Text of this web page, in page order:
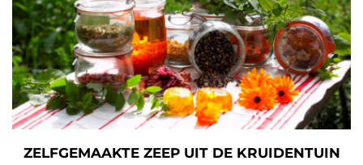
ZELFGEMAAKTE ZEEP UIT DE KRUIDENTUIN